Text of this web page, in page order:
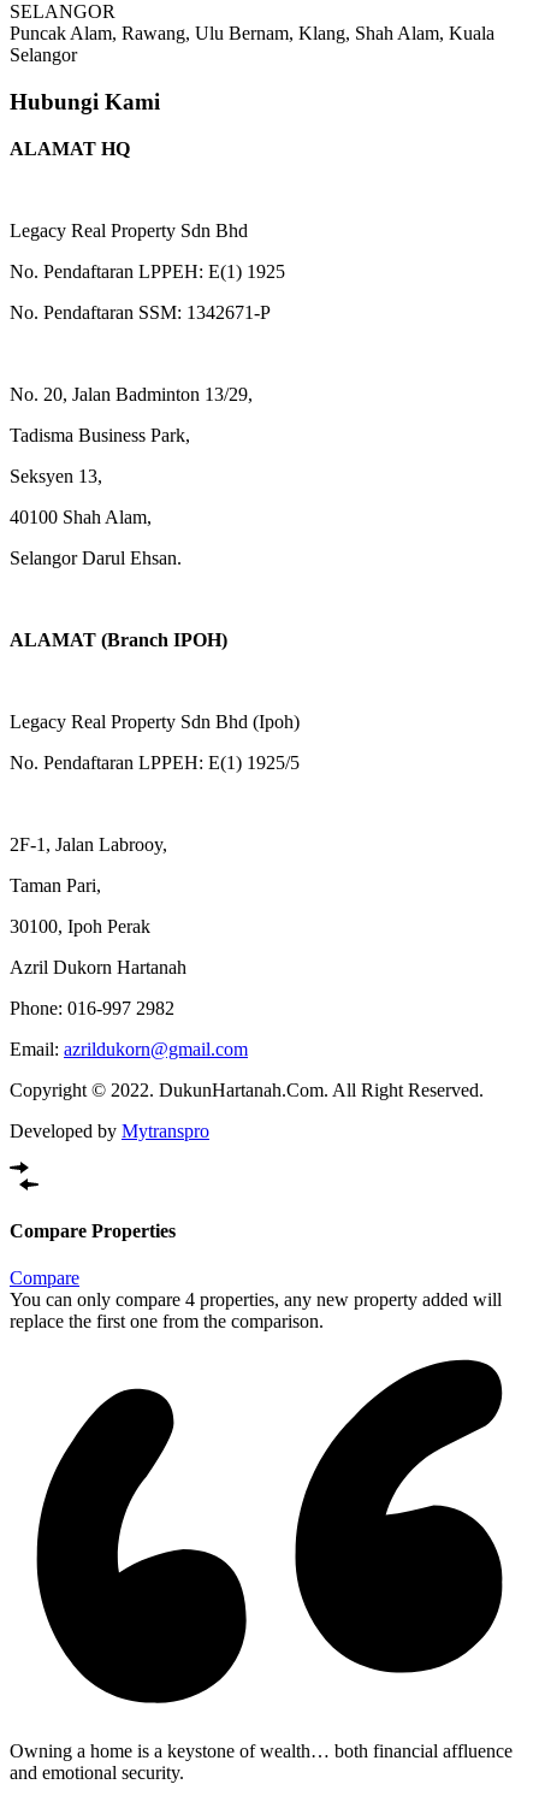
SELANGOR
Puncak Alam, Rawang, Ulu Bernam, Klang, Shah Alam, Kuala
Selangor
Hubungi Kami
ALAMAT HQ
Legacy Real Property Sdn Bhd
No. Pendaftaran LPPEH: E(1) 1925
No. Pendaftaran SSM: 1342671-P
No. 20, Jalan Badminton 13/29,
Tadisma Business Park,
Seksyen 13,
40100 Shah Alam,
Selangor Darul Ehsan.
ALAMAT (Branch IPOH)
Legacy Real Property Sdn Bhd (Ipoh)
No. Pendaftaran LPPEH: E(1) 1925/5
2F-1, Jalan Labrooy,
Taman Pari,
30100, Ipoh Perak
Azril Dukorn Hartanah
Phone: 016-997 2982
Email: azrildukorn@gmail.com
Copyright © 2022. DukunHartanah.Com. All Right Reserved.
Developed by Mytranspro
Compare Properties
Compare
You can only compare 4 properties, any new property added will
replace the first one from the comparison.
Owning a home is a keystone of wealth… both financial affluence
and emotional security.